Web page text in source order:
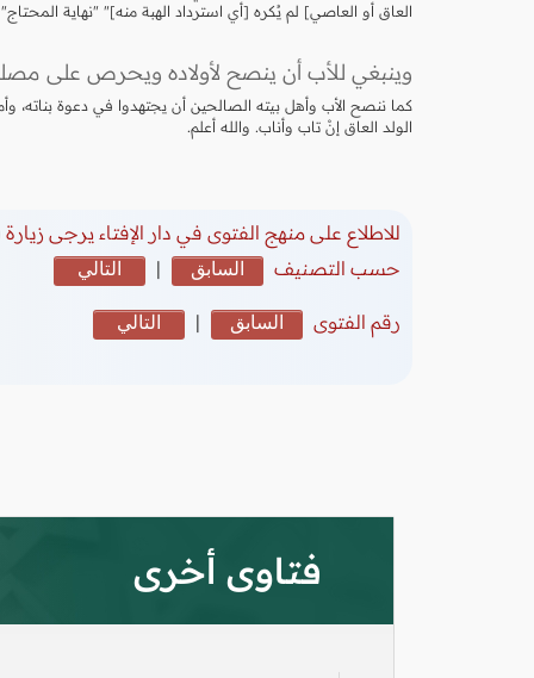
العاق أو العاصي] لم يُكره [أي استرداد الهبة منه]" "نهاية المحتاج" (5/ 416)، فإذا كان استرداد العطية جائزًا، فمن باب أولى حرمانه منها
وينبغي للأب أن ينصح لأولاده ويحرص على
كما ننصح الأب وأهل بيته الصالحين أن يجتهدوا في دعوة
الولد العاق إنْ تاب وأناب. والله أعلم.
للاطلاع على منهج الفتوى في دار الإفتاء يرجى زيارة
حسب التصنيف
السابق | التالي
رقم الفتوى السابق | التالي
فتاوى أخرى